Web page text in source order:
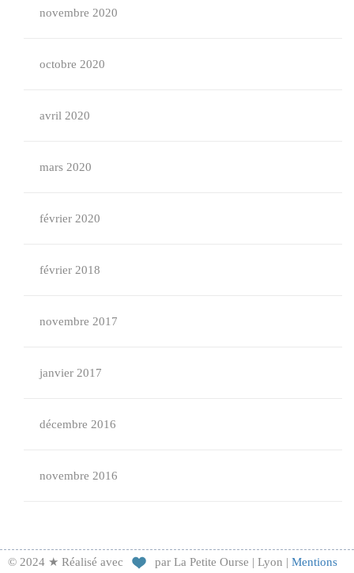
novembre 2020
octobre 2020
avril 2020
mars 2020
février 2020
février 2018
novembre 2017
janvier 2017
décembre 2016
novembre 2016
© 2024 ★ Réalisé avec par La Petite Ourse | Lyon |Mentions